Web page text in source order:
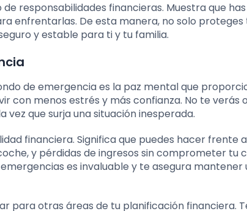
responsabilidades financieras. Muestra que has
enfrentarlas. De esta manera, no solo proteges
y estable para ti y tu familia.
de emergencia es la paz mental que
con menos estrés y más confianza. No te verás
que surja una situación inesperada.
financiera. Significa que puedes hacer frente a
y pérdidas de ingresos sin comprometer tu
es invaluable y te asegura mantener
para otras áreas de tu planificación financiera.